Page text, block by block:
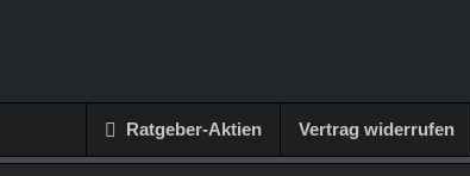
Ratgeber-Aktien Vertrag widerrufen